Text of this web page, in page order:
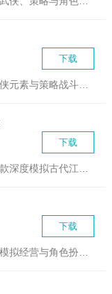
下载
下载
下载